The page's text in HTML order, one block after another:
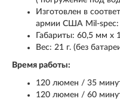
Изготовлен в
армии США Mil-spec:
Габариты: 60,5 мм x
Вес: 21 г. (без
Время работы:
120 люмен / 35
120 люмен / 60